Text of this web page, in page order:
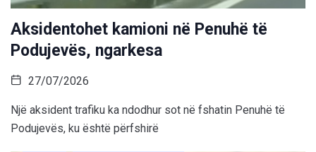
Aksidentohet kamioni në Penuhë të
Podujevës, ngarkesa
27/07/2026
Një aksident trafiku ka ndodhur sot në fshatin Penuhë të
Podujevës, ku është përfshirë